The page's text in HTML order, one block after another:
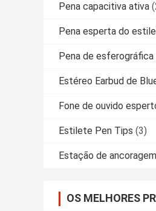
Pena capacitiva ativa
Pena esperta do
Pena de
Estéreo Earbud de
Fone de ouvido
Estilete Pen Tips (3)
Estação de
OS MELHORES